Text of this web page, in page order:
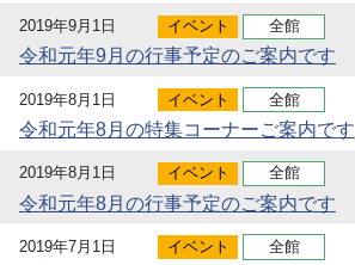
2019年9月1日 イベント 全館
令和元年9月の行事予定のご案内です
2019年8月1日 イベント 全館
令和元年8月の特集コーナーご案内です
2019年8月1日 イベント 全館
令和元年8月の行事予定のご案内です
2019年7月1日 イベント 全館